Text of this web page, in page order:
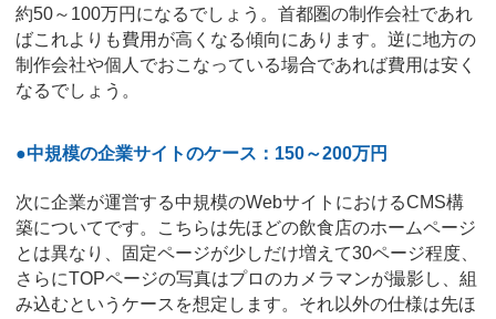
約50～100万円になるでしょう。首都圏の制作会社であれ
ばこれよりも費用が高くなる傾向にあります。逆に地方の
制作会社や個人でおこなっている場合であれば費用は安く
なるでしょう。
●中規模の企業サイトのケース：150～200万円
次に企業が運営する中規模のWebサイトにおけるCMS構
築についてです。こちらは先ほどの飲食店のホームページ
とは異なり、固定ページが少しだけ増えて30ページ程度、
さらにTOPページの写真はプロのカメラマンが撮影し、組
み込むというケースを想定します。それ以外の仕様は先ほ